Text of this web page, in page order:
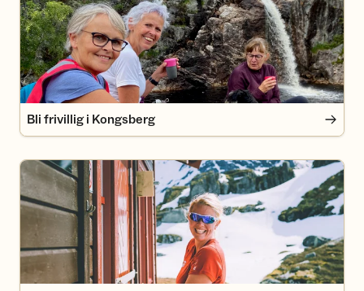
Bli frivillig i Kongsberg
Bli medlem